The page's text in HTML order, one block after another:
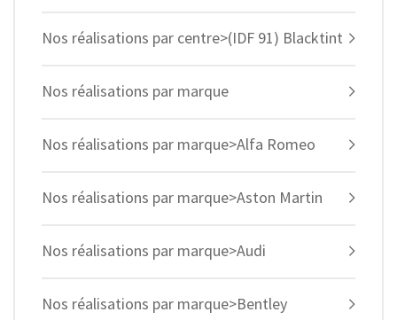
Nos réalisations par centre>(IDF 91) Blacktint
Nos réalisations par marque
Nos réalisations par marque>Alfa Romeo
Nos réalisations par marque>Aston Martin
Nos réalisations par marque>Audi
Nos réalisations par marque>Bentley